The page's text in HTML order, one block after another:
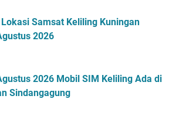
Lokasi Samsat Keliling Kuningan
2026
2026 Mobil SIM Keliling Ada di
Sindangagung